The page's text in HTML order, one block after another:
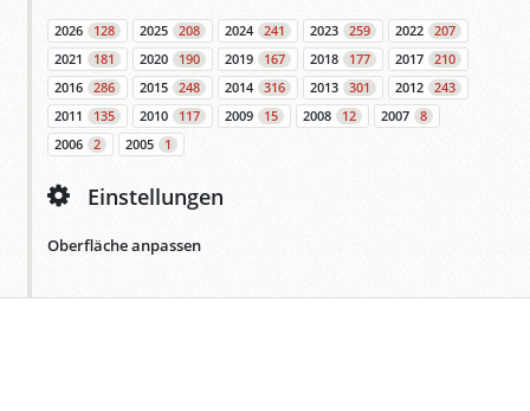
2026 128 2025 208 2024 241 2023 259 2022
207
2021
181 2020 190 2019 167 2018 177 2017
210
2016
286 2015 248 2014 316 2013 301 2012
243
2011
135 2010 117 2009 15 2008 12 2007
8
2006
2 2005 1
Einstellungen
Oberfläche anpassen